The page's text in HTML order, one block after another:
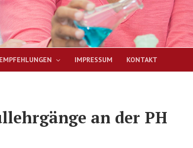
IMPRESSUM KONTAKT
an der PH